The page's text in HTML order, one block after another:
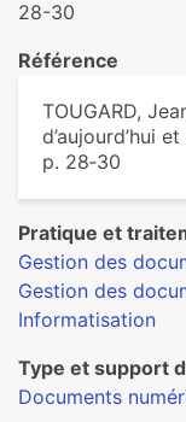
28-30
Référence
TOUGARD,
d’aujourd’hui
p. 28‑30
Pratique et
Gestion des
Gestion des
Informatisation
Type et support
Documents